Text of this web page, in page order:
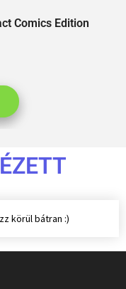
Comics Edition
körül bátran :)